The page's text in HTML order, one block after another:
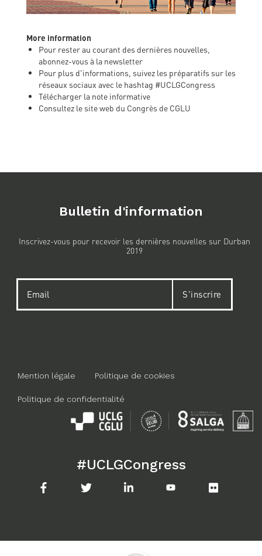
More information
Pour rester au courant des dernières nouvelles,
abonnez-vous à la newsletter
Pour plus d'informations, suivez les préparatifs sur les
réseaux sociaux avec le hashtag #UCLGCongress
Télécharger la note informative
Consultez le siteweb du Congrès de CGLU
Bulletin d'information
Inscrivez-vous pour recevoir les dernières nouvelles sur Durban
2019
Menu
footer
Mention légale Politique de cookies
Politique de confidentialité
#UCLGCongress